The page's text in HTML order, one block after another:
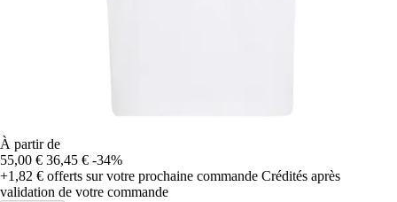
À partir de
55,00 € 36,45 € -34%
+1,82 € offerts sur votre prochaine commande Crédités après
validation de votre commande